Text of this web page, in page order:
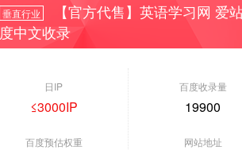
垂直行业
【官方代售】英语学习网 爱
度中文收录
日IP
≤3000IP
百度预估权重
百度收录量
19900
网站地址